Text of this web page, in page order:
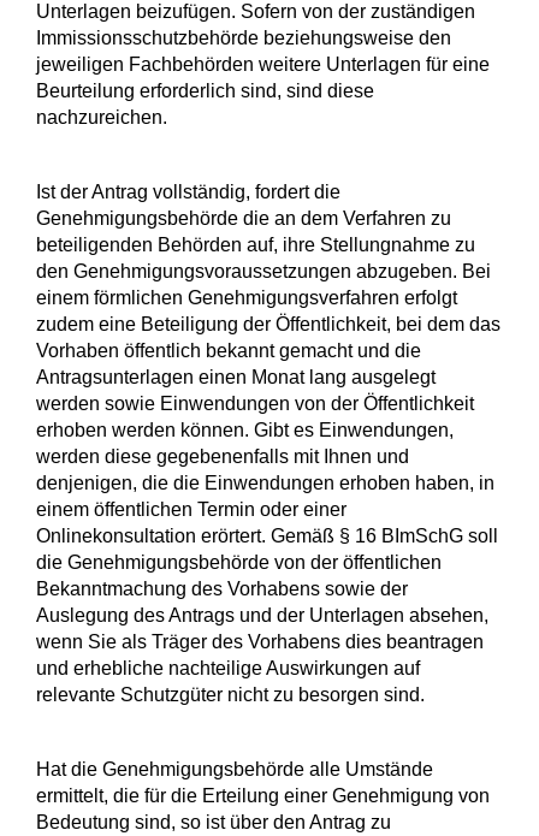
Unterlagen beizufügen. Sofern von der zuständigen
Immissionsschutzbehörde beziehungsweise den
jeweiligen Fachbehörden weitere Unterlagen für eine
Beurteilung erforderlich sind, sind diese
nachzureichen.
Ist der Antrag vollständig, fordert die
Genehmigungsbehörde die an dem Verfahren zu
beteiligenden Behörden auf, ihre Stellungnahme zu
den Genehmigungsvoraussetzungen abzugeben. Bei
einem förmlichen Genehmigungsverfahren erfolgt
zudem eine Beteiligung der Öffentlichkeit, bei dem das
Vorhaben öffentlich bekannt gemacht und die
Antragsunterlagen einen Monat lang ausgelegt
werden sowie Einwendungen von der Öffentlichkeit
erhoben werden können. Gibt es Einwendungen,
werden diese gegebenenfalls mit Ihnen und
denjenigen, die die Einwendungen erhoben haben, in
einem öffentlichen Termin oder einer
Onlinekonsultation erörtert. Gemäß § 16 BImSchG soll
die Genehmigungsbehörde von der öffentlichen
Bekanntmachung des Vorhabens sowie der
Auslegung des Antrags und der Unterlagen absehen,
wenn Sie als Träger des Vorhabens dies beantragen
und erhebliche nachteilige Auswirkungen auf
relevante Schutzgüter nicht zu besorgen sind.
Hat die Genehmigungsbehörde alle Umstände
ermittelt, die für die Erteilung einer Genehmigung von
Bedeutung sind, so ist über den Antrag zu